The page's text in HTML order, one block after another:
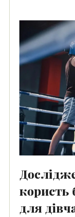
користь
для